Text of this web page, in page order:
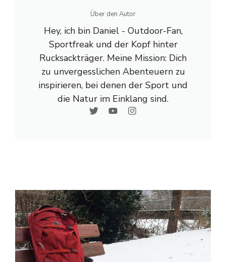
Über den Autor
Hey, ich bin Daniel - Outdoor-Fan,
Sportfreak und der Kopf hinter
Rucksackträger. Meine Mission: Dich
zu unvergesslichen Abenteuern zu
inspirieren, bei denen der Sport und
die Natur im Einklang sind.